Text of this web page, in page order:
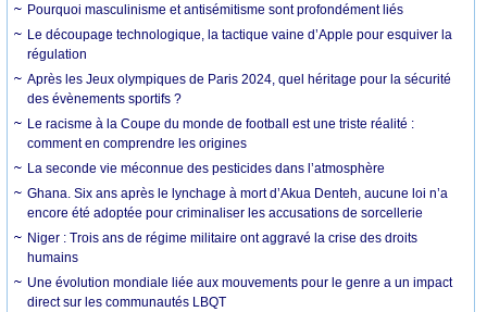
Pourquoi masculinisme et antisémitisme sont profondément liés
Le découpage technologique, la tactique vaine d’Apple pour esquiver la
régulation
Après les Jeux olympiques de Paris 2024, quel héritage pour la sécurité
des évènements sportifs ?
Le racisme à la Coupe du monde de football est une triste réalité :
comment en comprendre les origines
La seconde vie méconnue des pesticides dans l’atmosphère
Ghana. Six ans après le lynchage à mort d’Akua Denteh, aucune loi n’a
encore été adoptée pour criminaliser les accusations de sorcellerie
Niger : Trois ans de régime militaire ont aggravé la crise des droits
humains
Une évolution mondiale liée aux mouvements pour le genre a un impact
direct sur les communautés LBQT